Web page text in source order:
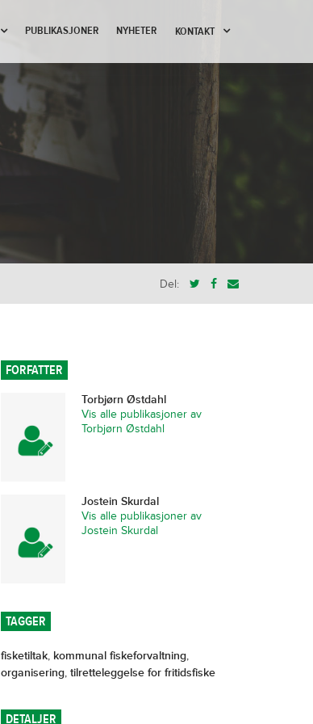
PUBLIKASJONER NYHETER KONTAKT
Del:
FORFATTER
Torbjørn Østdahl
Vis alle publikasjoner av
Torbjørn Østdahl
Jostein Skurdal
Vis alle publikasjoner av
Jostein Skurdal
TAGGER
fisketiltak, kommunal fiskeforvaltning,
organisering, tilretteleggelse for fritidsfiske
DETALJER